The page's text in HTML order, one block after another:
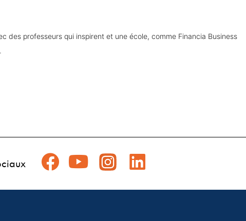
professeurs qui inspirent et une école, comme Financia Business